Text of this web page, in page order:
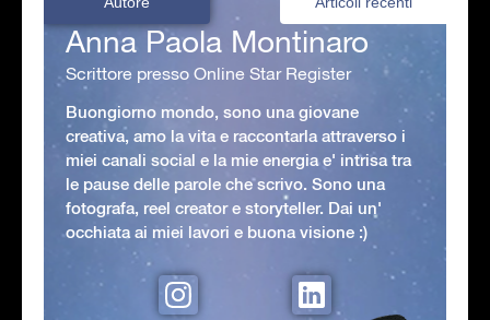
Anna Paola Montinaro
Scrittore presso Online Star Register
Buongiorno mondo, sono una giovane
creativa, amo la vita e raccontarla attraverso i
miei canali social e la mie energia e' intrisa tra
le pause delle parole che scrivo. Sono una
fotografa, reel creator e storyteller. Dai un'
occhiata ai miei lavori e buona visione :)